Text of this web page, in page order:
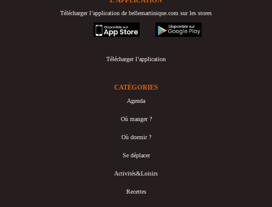
Télécharger l’application de bellemartinique.com sur les stores
appstore
googleplay
Télécharger l’application
CATÉGORIES
Agenda
Où manger ?
Où dormir ?
Se déplacer
Activités&Loisirs
Recettes